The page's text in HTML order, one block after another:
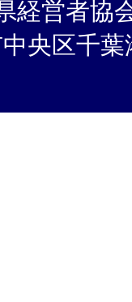
経営者協
央区千葉